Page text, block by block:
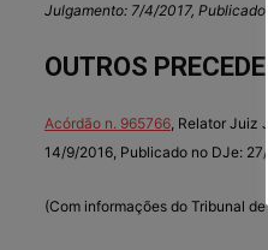
Julgamento: 7/4/2017, Publicado
OUTROS
Acórdão n. 965766, Relator Juiz
14/9/2016, Publicado no DJe: 27/
(Com informações do Tribunal